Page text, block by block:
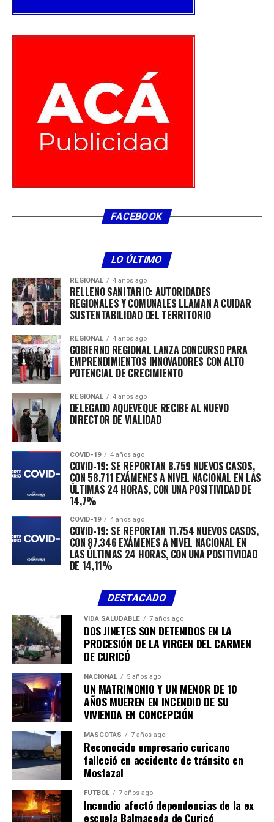
Rauco. Ojalá que no demore tanto en llegar este carro a
que más lo necesitan como El Parrón, Las Cruces,
agua para terminar sus procesos agrícolas”.
Por su parte el intendente Pablo Milad se manifestó
contento de encabezar este consejo y de poder apoyar a
la gente que lo necesita como son los vecinos de la
comuna de Rauco.
“Bueno este es un proyecto importante que se aprobó,
Rauco, no será una solución definitiva, pero si llegará a
solucionar varios problemas. Este carro será de
municipalidad quien destinará los destinos de este carro.
Además, quiero comentar que se realizó una
modificación en el diseño del embalse El Parrón en
donde se realizará una elevación de este embalse que
permitirá abastecer de agua en un futuro a todos los
vecinos del sector, esta modificación se realizó por las
insistentes gestiones del alcalde de la comuna de Rauco.
Así que dos muy buenas noticias entregamos hoy para
los vecinos de Rauco”.
Este proyecto fue postulado por el equipo municipal
por un monto de $82.705.000 pesos, el cual debido a la
escasez hídrica que afecta a la zona de Rauco y el
decreto de emergencia agrícola se transformó en un
proyecto prioritario para el alcalde Enrique Olivares.
RELATED TOPICS:
FACEBOOK
LO ÚLTIMO
REGIONAL 4 años ago
RELLENO SANITARIO: AUTORIDADES
REGIONALES Y COMUNALES LLAMAN A CUIDAR
SUSTENTABILIDAD DEL TERRITORIO
REGIONAL 4 años ago
GOBIERNO REGIONAL LANZA CONCURSO PARA
EMPRENDIMIENTOS INNOVADORES CON ALTO
POTENCIAL DE CRECIMIENTO
REGIONAL 4 años ago
DELEGADO AQUEVEQUE RECIBE AL NUEVO
DIRECTOR DE VIALIDAD
COVID-19 4 años ago
COVID-19: SE REPORTAN 8.759 NUEVOS CASOS,
CON 58.711 EXÁMENES A NIVEL NACIONAL EN LAS
ÚLTIMAS 24 HORAS, CON UNA POSITIVIDAD DE
14,7%
COVID-19 4 años ago
COVID-19: SE REPORTAN 11.754 NUEVOS CASOS,
CON 87.346 EXÁMENES A NIVEL NACIONAL EN
LAS ÚLTIMAS 24 HORAS, CON UNA POSITIVIDAD
DE 14,11%
DESTACADO
VIDA SALUDABLE 7 años ago
DOS JINETES SON DETENIDOS EN LA
PROCESIÓN DE LA VIRGEN DEL CARMEN
DE CURICÓ
NACIONAL 5 años ago
UN MATRIMONIO Y UN MENOR DE 10
AÑOS MUEREN EN INCENDIO DE SU
VIVIENDA EN CONCEPCIÓN
MASCOTAS 7 años ago
Reconocido empresario curicano
falleció en accidente de tránsito en
Mostazal
FÚTBOL 7 años ago
Incendio afectó dependencias de la ex
escuela Balmaceda de Curicó